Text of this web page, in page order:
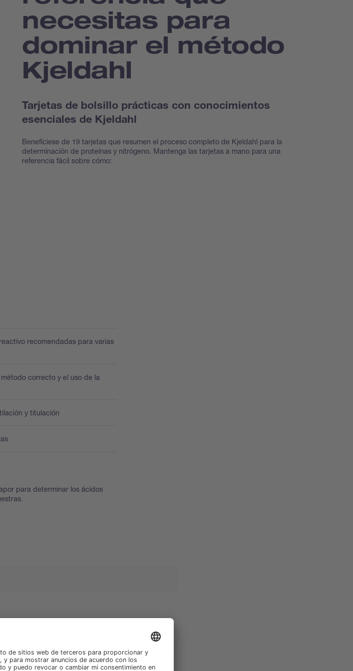
necesitas para
dominar el método
Kjeldahl
Tarjetas de bolsillo prácticas con conocimientos
esenciales de Kjeldahl
Benefíciese de 19 tarjetas que resumen el proceso completo de Kjeldahl para la
determinación de proteínas y nitrógeno. Mantenga las tarjetas a mano para una
referencia fácil sobre cómo:
recomendadas para varias
correcto y el uso de la
y titulación
para determinar los ácidos